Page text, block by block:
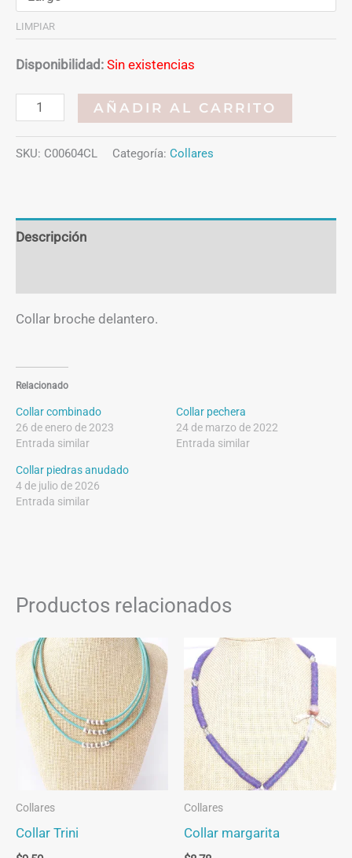
LIMPIAR
Disponibilidad: Sin existencias
Collar
delantero
AÑADIR AL CARRITO
SKU: C00604CL Categoría: Collares
Descripción
Collar broche delantero.
Relacionado
Collar combinado
26 de enero de 2023
Entrada similar
Collar pechera
24 de marzo de 2022
Entrada similar
Collar piedras anudado
4 de julio de 2026
Entrada similar
Productos relacionados
Collares
Collar Trini
Collares
Collar margarita